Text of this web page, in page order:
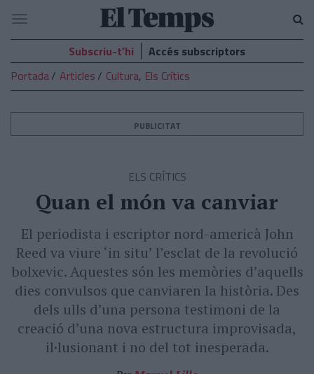
El
Temps
Navegació
Subscriu-t’hi
Accés subscriptors
Portada
Articles Cultura, Els Crítics
PUBLICITAT
ELS CRÍTICS
Quan el món va canviar
El periodista i escriptor nord-americà John
Reed va viure ‘in situ’ l’esclat de la revolució
bolxevic. Aquestes són les memòries d’aquells
dies convulsos que canviaren la història. Des
dels ulls d’una persona testimoni de la
creació d’una nova estructura improvisada,
il·lusionant i no del tot inesperada.